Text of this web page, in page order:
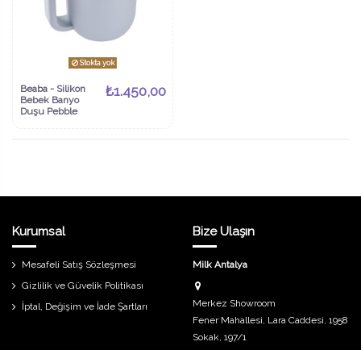
Stokta yok
Beaba - Silikon
Bebek Banyo
Duşu Pebble
₺1.450,00
Kurumsal
Mesafeli Satış Sözleşmesi
Gizlilik ve Güvelik Politikası
İptal, Değişim ve İade Şartları
Bize Ulaşın
Milk Antalya
Merkez Showroom
Fener Mahallesi, Lara Caddesi, 1958
Sokak, 197/1